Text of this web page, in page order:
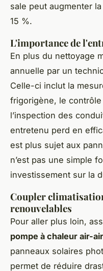
sale peut augmenter
15 %.
L'importance de
En plus du nettoyage
annuelle par un
Celle-ci inclut la
frigorigène, le
l’inspection des
entretenu perd en
est plus sujet aux
n’est pas une simple
investissement sur la
Coupler
renouvelables
Pour aller plus loin,
pompe à chaleur air-air
panneaux solaires
permet de réduire